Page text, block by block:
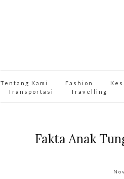
Tentang Kami Fashion
Transportasi
Travelling
Fakta Anak